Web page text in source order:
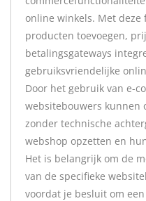
online winkels. Met
producten toevoegen,
betalingsgateways
gebruiksvriendelijke
Door het gebruik van e-
websitebouwers kunnen
zonder technische
webshop opzetten en
Het is belangrijk om de
van de specifieke
voordat je besluit om